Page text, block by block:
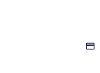
credit_card